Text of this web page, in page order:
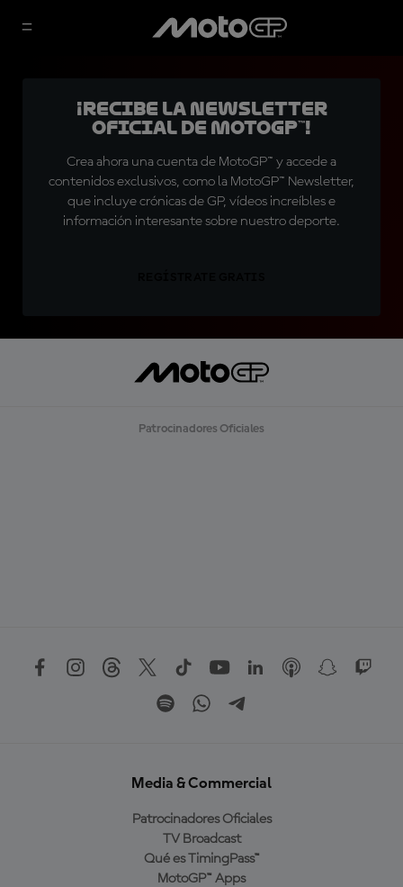
¡Recibe la Newsletter
oficial de MotoGP™!
Crea ahora una cuenta de MotoGP™ y accede a
contenidos exclusivos, como la MotoGP™ Newsletter,
que incluye crónicas de GP, vídeos increíbles e
información interesante sobre nuestro deporte.
Patrocinadores Oficiales
Media & Commercial
Patrocinadores Oficiales
TV Broadcast
Qué es TimingPass™
MotoGP™ Apps